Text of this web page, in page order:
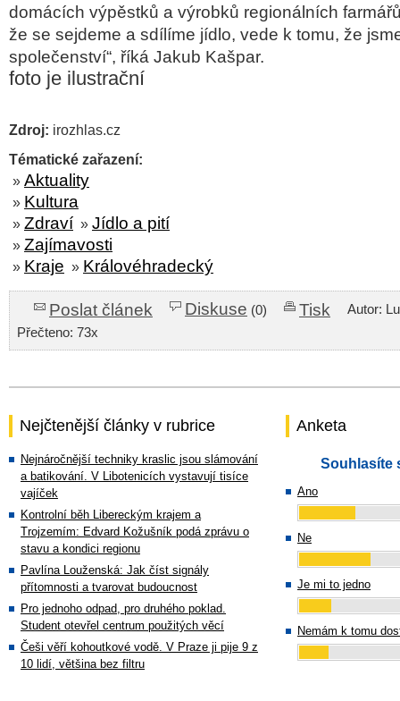
domácích výpěstků a výrobků regionálních
že se sejdeme a sdílíme jídlo, vede k tomu, že
společenství“, říká Jakub Kašpar.
foto je ilustrační
Zdroj: irozhlas.cz
Tématické zařazení:
» Aktuality
» Kultura
» Zdraví » Jídlo a pití
» Zajímavosti
» Kraje » Královéhradecký
Poslat článek Diskuse (0) Tisk
Autor:
Přečteno: 73x
Nejčtenější články v rubrice
Nejnáročnější techniky kraslic jsou slámování
a batikování. V Libotenicích vystavují tisíce
vajíček
Kontrolní běh Libereckým krajem a
Trojzemím: Edvard Kožušník podá zprávu o
stavu a kondici regionu
Pavlína Louženská: Jak číst signály
přítomnosti a tvarovat budoucnost
Pro jednoho odpad, pro druhého poklad.
Student otevřel centrum použitých věcí
Češi věří kohoutkové vodě. V Praze ji pije 9 z
10 lidí, většina bez filtru
Anketa
Souhlasíte
Ano
Ne
Je mi to jedno
Nemám k tomu